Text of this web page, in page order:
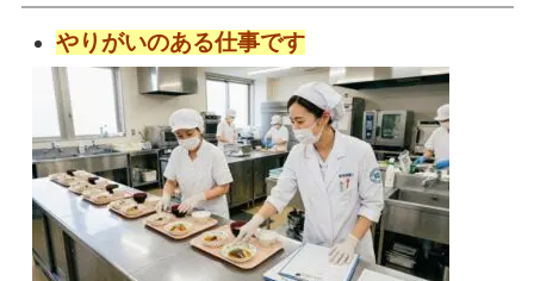
やりがいのある仕事です